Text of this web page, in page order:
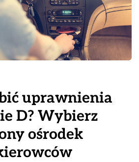
uprawnienia
D? Wybierz
ośrodek